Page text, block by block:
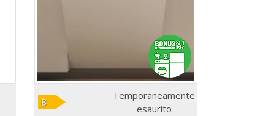
Temporaneamente
esaurito